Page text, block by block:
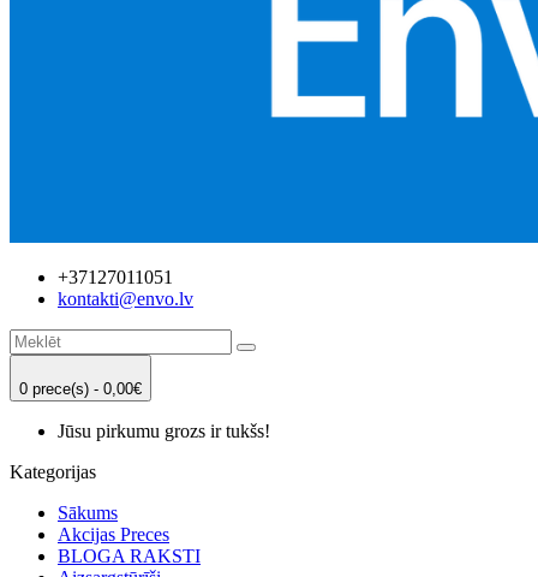
+37127011051
kontakti@envo.lv
0 prece(s) - 0,00€
Jūsu pirkumu grozs ir tukšs!
Kategorijas
Sākums
Akcijas Preces
BLOGA RAKSTI